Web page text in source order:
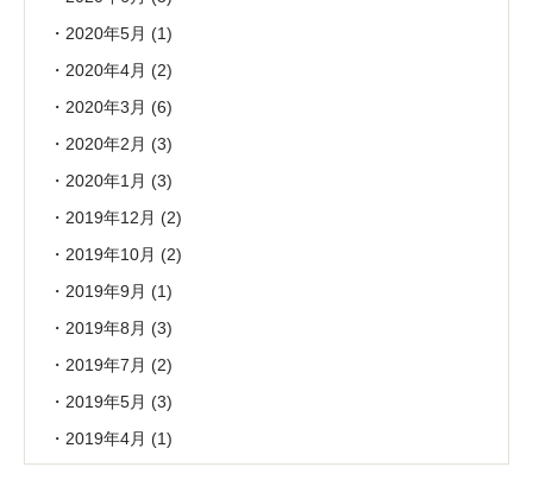
2020年5月 (1)
2020年4月 (2)
2020年3月 (6)
2020年2月 (3)
2020年1月 (3)
2019年12月 (2)
2019年10月 (2)
2019年9月 (1)
2019年8月 (3)
2019年7月 (2)
2019年5月 (3)
2019年4月 (1)